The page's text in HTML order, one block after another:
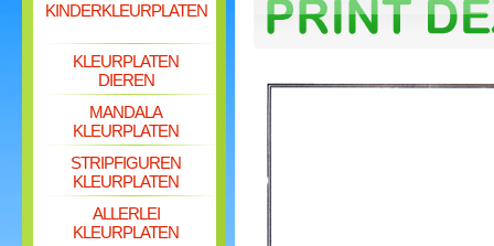
KINDERKLEURPLATEN
KLEURPLATEN
DIEREN
MANDALA
KLEURPLATEN
STRIPFIGUREN
KLEURPLATEN
ALLERLEI
KLEURPLATEN